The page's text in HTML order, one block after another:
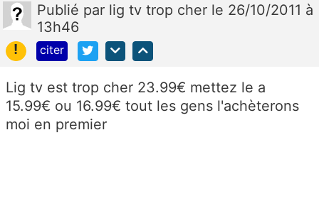
Publié par lig tv trop cher le 26/10/2011 à
13h46
!
citer
Lig tv est trop cher 23.99€ mettez le a
15.99€ ou 16.99€ tout les gens l'achèterons
moi en premier